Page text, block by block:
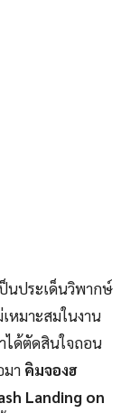
นประเด็นวิพากษ์
หมาะสมในงาน
ได้ตัดสินใจถอน
า คิมจองฮ
Landing on